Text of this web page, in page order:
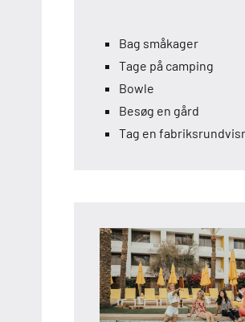
Bag småkager
Tage på camping
Bowle
Besøg en gård
Tag en